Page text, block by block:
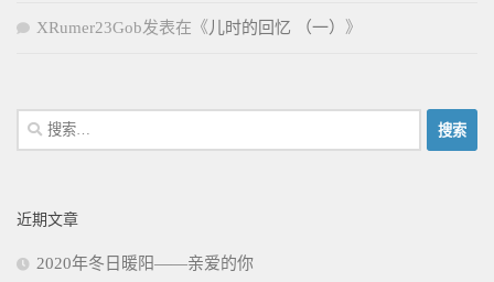
XRumer23Gob发表在《 儿时的回忆 （一） 》
搜
索：
近期文章
2020年冬日暖阳——亲爱的你